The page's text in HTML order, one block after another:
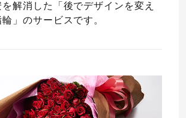
解消した「後でデザインを変え
」のサービスです。